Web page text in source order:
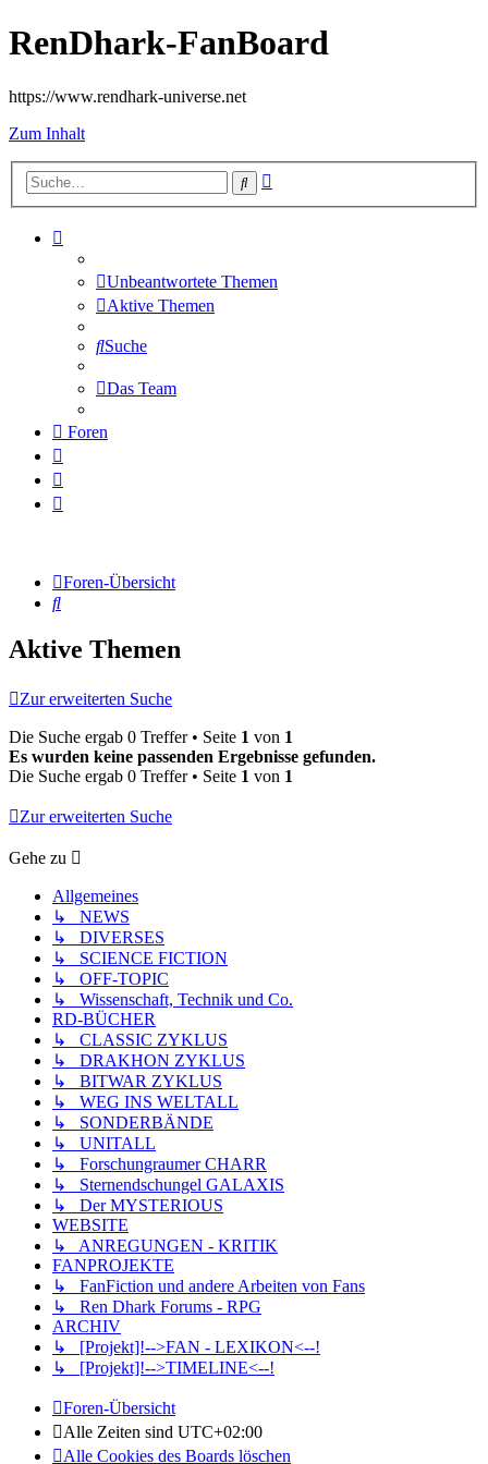
RenDhark-FanBoard
https://www.rendhark-universe.net
Zum Inhalt
Suche
Unbeantwortete Themen
Aktive Themen
Suche
Das Team
Foren
Foren-Übersicht
Suche
Aktive Themen
Zur erweiterten Suche
Die Suche ergab 0 Treffer • Seite 1 von 1
Es wurden keine passenden Ergebnisse gefunden.
Die Suche ergab 0 Treffer • Seite 1 von 1
Zur erweiterten Suche
Gehe zu
Allgemeines
↳ NEWS
↳ DIVERSES
↳ SCIENCE FICTION
↳ OFF-TOPIC
↳ Wissenschaft, Technik und Co.
RD-BÜCHER
↳ CLASSIC ZYKLUS
↳ DRAKHON ZYKLUS
↳ BITWAR ZYKLUS
↳ WEG INS WELTALL
↳ SONDERBÄNDE
↳ UNITALL
↳ Forschungraumer CHARR
↳ Sternendschungel GALAXIS
↳ Der MYSTERIOUS
WEBSITE
↳ ANREGUNGEN - KRITIK
FANPROJEKTE
↳ FanFiction und andere Arbeiten von Fans
↳ Ren Dhark Forums - RPG
ARCHIV
↳ [Projekt]!-->FAN - LEXIKON<--!
↳ [Projekt]!-->TIMELINE<--!
Foren-Übersicht
Alle Zeiten sind UTC+02:00
Alle Cookies des Boards löschen